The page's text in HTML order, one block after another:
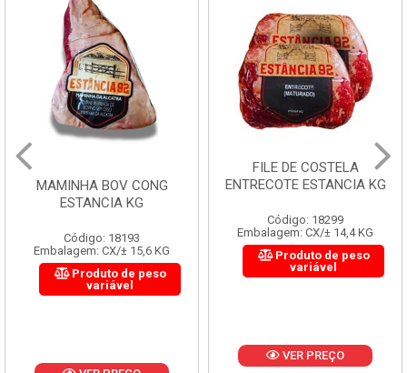
MAMINHA BOV CONG
ESTANCIA KG
Código: 18193
Embalagem: CX/± 15,6 KG
Produto de peso
variável
FILE DE COSTELA
ENTRECOTE ESTANCIA KG
Código: 18299
Embalagem: CX/± 14,4 KG
Produto de peso
variável
VER PREÇO